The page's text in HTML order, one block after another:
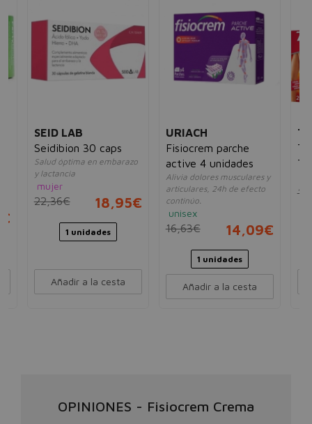
SEID LAB
Seidibion 30 caps
Salud óptima en embarazo
y lactancia
mujer
22,36€ 18,95€
1 unidades
Añadir a la cesta
URIACH
Fisiocrem parche
active 4 unidades
Alivia dolores musculares y
articulares, 24h de efecto
continúo.
unisex
16,63€ 14,09€
1 unidades
Añadir a la cesta
OPINIONES - Fisiocrem Crema